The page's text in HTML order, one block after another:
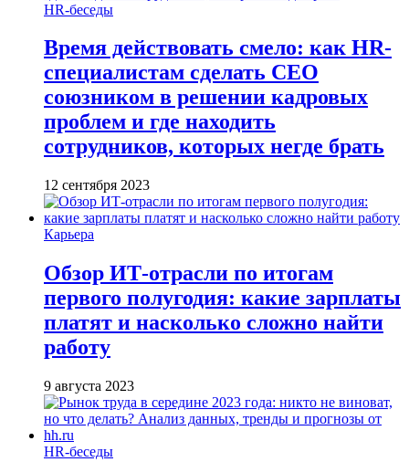
HR-беседы
Время действовать смело: как HR-
специалистам сделать CEO
союзником в решении кадровых
проблем и где находить
сотрудников, которых негде брать
12 сентября 2023
Карьера
Обзор ИТ-отрасли по итогам
первого полугодия: какие зарплаты
платят и насколько сложно найти
работу
9 августа 2023
HR-беседы